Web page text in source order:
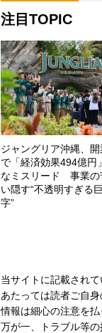
注目TOPIC
ジャングリア沖縄、
で「経済効果494億円
なミスリード 事業の
い隠す“不透明すぎる
字”
当サイトに記載され
あたっては読者ご自
情報は細心の注意を
万が一、トラブル等